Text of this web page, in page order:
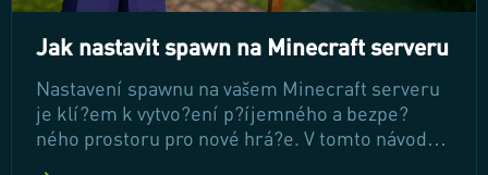
Jak nastavit spawn na Minecraft serveru
Nastavení spawnu na vašem Minecraft serveru
je klí?em k vytvo?ení p?íjemného a bezpe?
ného prostoru pro nové hrá?e. V tomto návodu